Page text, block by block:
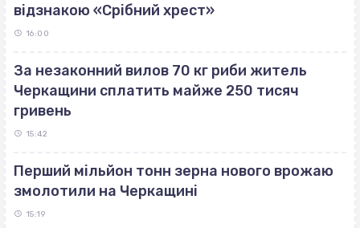
відзнакою «Срібний хрест»
16:00
За незаконний вилов 70 кг риби житель
Черкащини сплатить майже 250 тисяч
гривень
15:42
Перший мільйон тонн зерна нового врожаю
змолотили на Черкащині
15:19